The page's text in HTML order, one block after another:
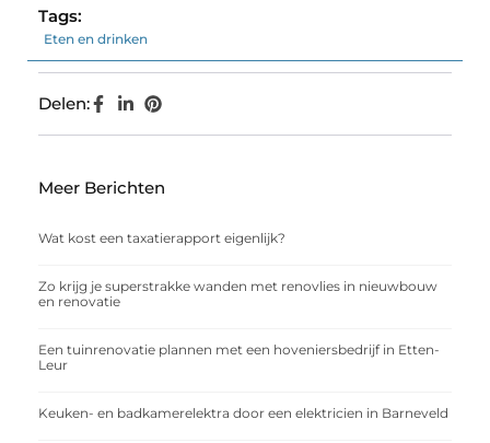
Tags:
Eten en drinken
Delen:
Meer Berichten
Wat kost een taxatierapport eigenlijk?
Zo krijg je superstrakke wanden met renovlies in nieuwbouw
en renovatie
Een tuinrenovatie plannen met een hoveniersbedrijf in Etten-
Leur
Keuken- en badkamerelektra door een elektricien in Barneveld